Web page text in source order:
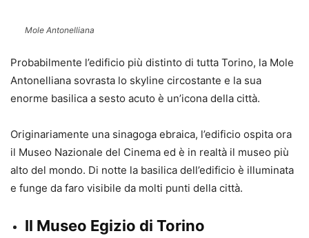
Mole Antonelliana
Probabilmente l’edificio più distinto di tutta Torino, la Mole
Antonelliana sovrasta lo skyline circostante e la sua
enorme basilica a sesto acuto è un’icona della città.
Originariamente una sinagoga ebraica, l’edificio ospita ora
il Museo Nazionale del Cinema ed è in realtà il museo più
alto del mondo. Di notte la basilica dell’edificio è illuminata
e funge da faro visibile da molti punti della città.
Il Museo Egizio di Torino